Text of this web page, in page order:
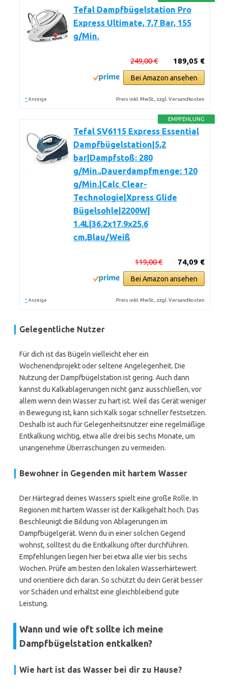
Tefal Dampfbügelstation Pro
Express Ultimate, 7,7 Bar, 155
g/Min.
189,05 €
249,00 €
Bei Amazon ansehen
* Anzeige Preis inkl. MwSt., zzgl. Versandkosten
EMPFEHLUNG
Tefal SV6115 Express Essential
Dampfbügelstation|5,2
bar|Dampfstoß: 280
g/Min.,Dauerdampfmenge: 120
g/Min.|Calc Clear-
Technologie|Xpress Glide
Bügelsohle|2200W|
1.4L|36.2x17.9x25.6
cm,Blau/Weiß
74,09 €
119,00 €
Bei Amazon ansehen
* Anzeige Preis inkl. MwSt., zzgl. Versandkosten
Gelegentliche Nutzer
Für dich ist das Bügeln vielleicht eher ein
Wochenendprojekt oder seltene Angelegenheit. Die
Nutzung der Dampfbügelstation ist gering. Auch dann
kannst du Kalkablagerungen nicht ganz ausschließen, vor
allem wenn dein Wasser zu hart ist. Weil das Gerät weniger
in Bewegung ist, kann sich Kalk sogar schneller festsetzen.
Deshalb ist auch für Gelegenheitsnutzer eine regelmäßige
Entkalkung wichtig, etwa alle drei bis sechs Monate, um
unangenehme Überraschungen zu vermeiden.
Bewohner in Gegenden mit hartem Wasser
Der Härtegrad deines Wassers spielt eine große Rolle. In
Regionen mit hartem Wasser ist der Kalkgehalt hoch. Das
Beschleunigt die Bildung von Ablagerungen im
Dampfbügelgerät. Wenn du in einer solchen Gegend
wohnst, solltest du die Entkalkung öfter durchführen.
Empfehlungen liegen hier bei etwa alle vier bis sechs
Wochen. Prüfe am besten den lokalen Wasserhärtewert
und orientiere dich daran. So schützt du dein Gerät besser
vor Schäden und erhältst eine gleichbleibend gute
Leistung.
Wann und wie oft sollte ich meine
Dampfbügelstation entkalken?
Wie hart ist das Wasser bei dir zu Hause?